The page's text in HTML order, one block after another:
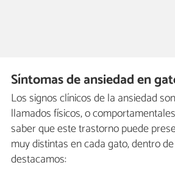
Síntomas de ansiedad en
Los signos clínicos de la ansiedad
llamados físicos, o
saber que este trastorno puede
muy distintas en cada gato, dentro
destacamos: